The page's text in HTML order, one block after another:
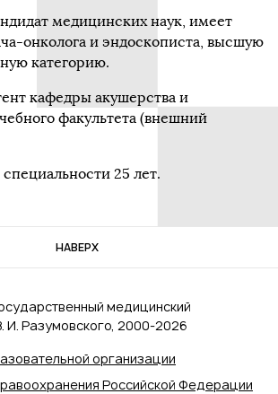
медицинских наук, имеет
онколога и эндоскописта, высшую
категорию.
кафедры акушерства и
факультета (внешний
25 лет.
НАВЕРХ
организации
Российской Федерации
медицинский
И. Разумовского, 2000‑2026